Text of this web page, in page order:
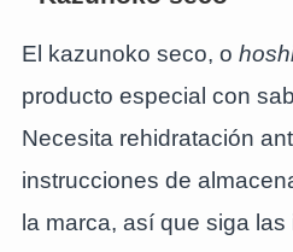
El kazunoko seco, o
producto especial con
Necesita rehidratación
instrucciones de
la marca, así que siga